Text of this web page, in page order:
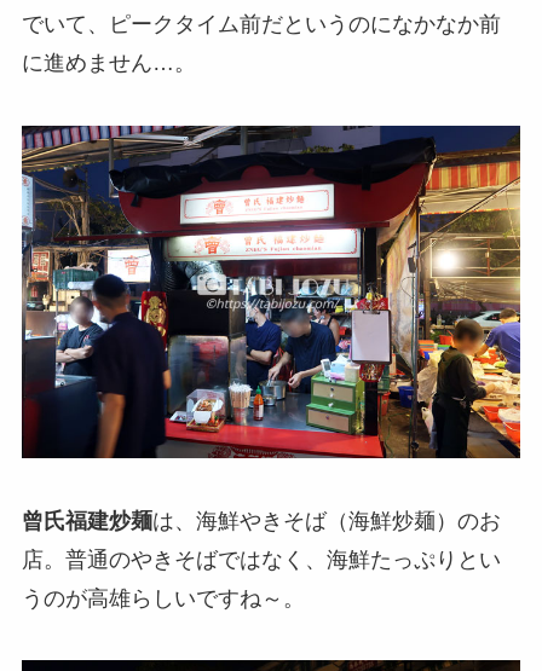
でいて、ピークタイム前だというのになかなか前
に進めません…。
曾氏福建炒麺は、海鮮やきそば（海鮮炒麺）のお
店。普通のやきそばではなく、海鮮たっぷりとい
うのが高雄らしいですね～。